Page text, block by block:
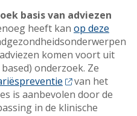
basis van adviezen
heeft kan op deze
komen voort uit
onderzoek. Ze
van het
is aanbevolen door de
in de klinische